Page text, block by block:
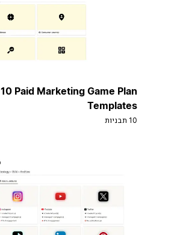
Top 10 Paid Marketing Game Plan
Templates